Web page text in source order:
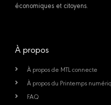
économiques et citoyens.
À propos
À propos de MTL connecte
À propos du Printemps
FAQ